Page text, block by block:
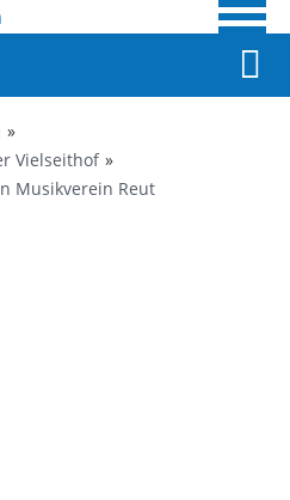
Vielseithof
Musikverein Reut